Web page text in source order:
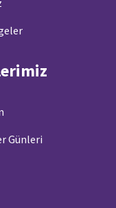
Günleri